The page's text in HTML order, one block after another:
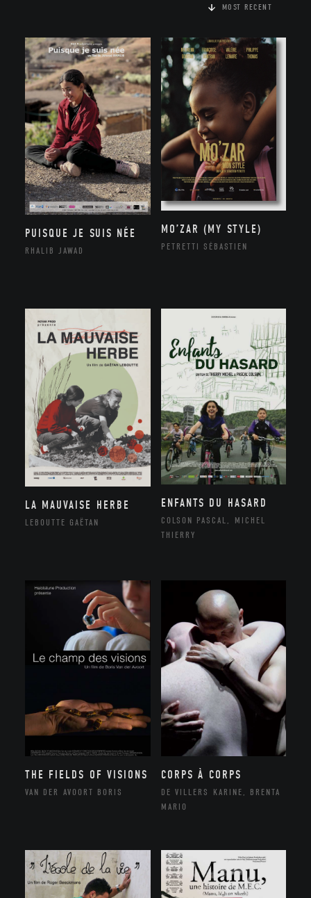
MOST RECENT
PUISQUE JE SUIS NÉE
RHALIB JAWAD
MO’ZAR (MY STYLE)
PETRETTI SÉBASTIEN
LA MAUVAISE HERBE
LEBOUTTE GAËTAN
ENFANTS DU HASARD
COLSON PASCAL, MICHEL
THIERRY
THE FIELDS OF VISIONS
VAN DER AVOORT BORIS
CORPS À CORPS
DE VILLERS KARINE, BRENTA
MARIO